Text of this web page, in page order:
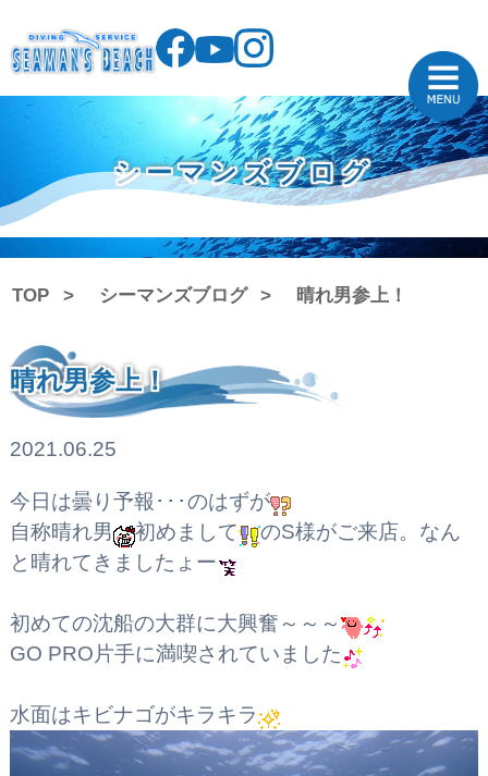
シーマンズブログ
TOP シーマンズブログ 晴れ男参上！
晴れ男参上！
2021.06.25
今日は曇り予報･･･のはずが
自称晴れ男
初めまして
のS様がご来店。なん
と晴れてきましたょー
初めての沈船の大群に大興奮～～～
GO PRO片手に満喫されていました
水面はキビナゴがキラキラ